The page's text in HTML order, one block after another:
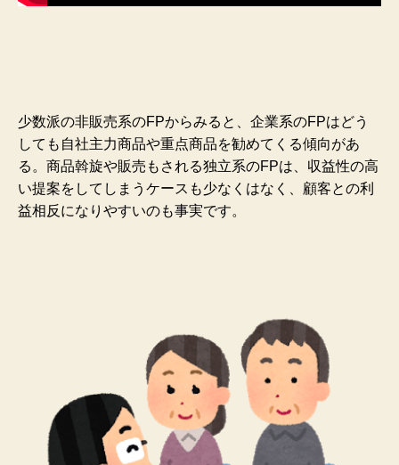
少数派の非販売系のFPからみると、企業系のFPはどう
しても自社主力商品や重点商品を勧めてくる傾向があ
る。商品斡旋や販売もされる独立系のFPは、収益性の高
い提案をしてしまうケースも少なくはなく、顧客との利
益相反になりやすいのも事実です。